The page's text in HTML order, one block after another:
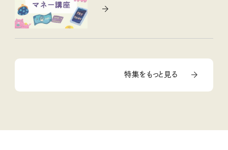
特集をもっと見る